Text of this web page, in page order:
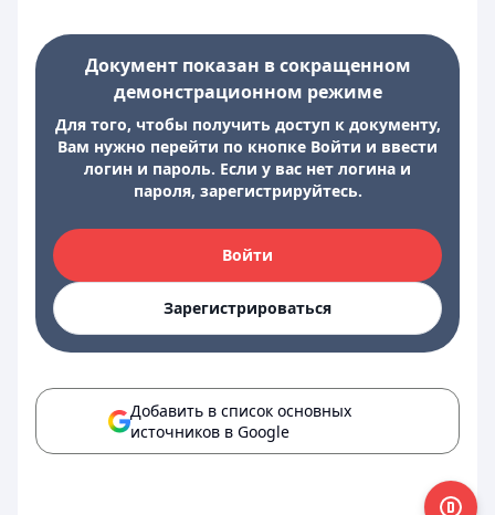
Документ показан в сокращенном
демонстрационном режиме
Для того, чтобы получить доступ к документу,
Вам нужно перейти по кнопке Войти и ввести
логин и пароль. Если у вас нет логина и
пароля, зарегистрируйтесь.
Войти
Зарегистрироваться
Добавить в список основных
источников в Google